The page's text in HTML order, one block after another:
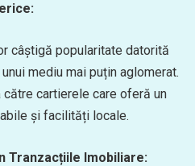
câștigă popularitate datorită
mediu mai puțin aglomerat.
cartierele care oferă un
și facilități locale.
Tranzacțiile Imobiliare: